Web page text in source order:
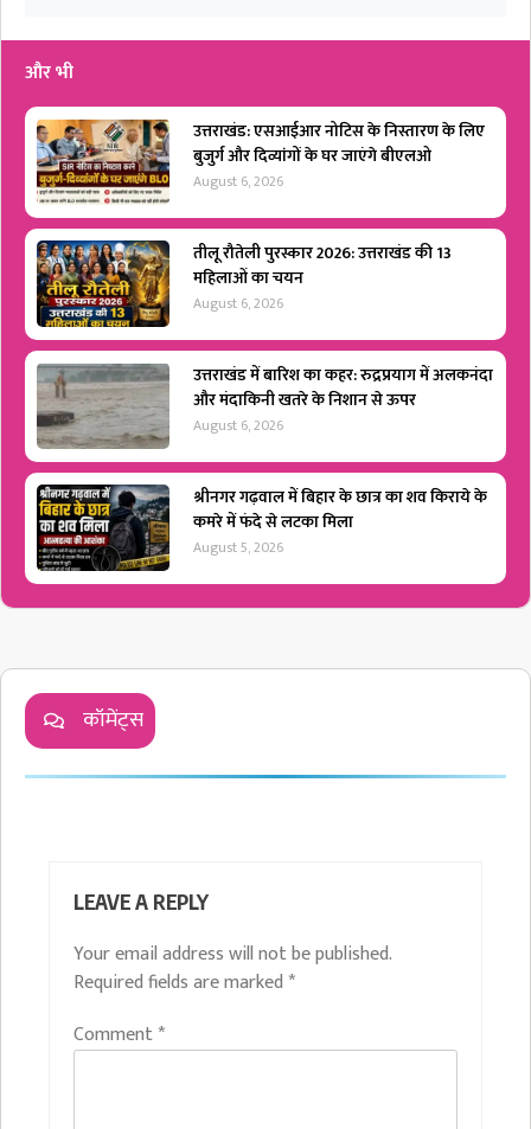
और भी
उत्तराखंड: एसआईआर नोटिस के निस्तारण के लिए
बुजुर्ग और दिव्यांगों के घर जाएंगे बीएलओ
August 6, 2026
तीलू रौतेली पुरस्कार 2026: उत्तराखंड की 13
महिलाओं का चयन
August 6, 2026
उत्तराखंड में बारिश का कहर: रुद्रप्रयाग में अलकनंदा
और मंदाकिनी खतरे के निशान से ऊपर
August 6, 2026
श्रीनगर गढ़वाल में बिहार के छात्र का शव किराये के
कमरे में फंदे से लटका मिला
August 5, 2026
कॉमेंट्स
LEAVE A REPLY
Your email address will not be published.
Required fields are marked *
Comment*